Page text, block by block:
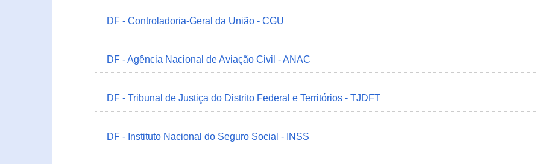
DF - Controladoria-Geral da União - CGU
DF - Agência Nacional de Aviação Civil - ANAC
DF - Tribunal de Justiça do Distrito Federal e Territórios - TJDFT
DF - Instituto Nacional do Seguro Social - INSS